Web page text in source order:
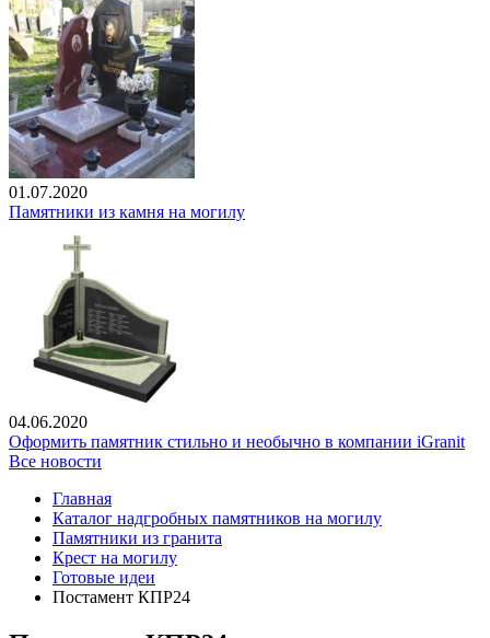
01.07.2020
Памятники из камня на могилу
04.06.2020
Оформить памятник стильно и необычно в компании iGranit
Все новости
Главная
Каталог надгробных памятников на могилу
Памятники из гранита
Крест на могилу
Готовые идеи
Постамент КПР24